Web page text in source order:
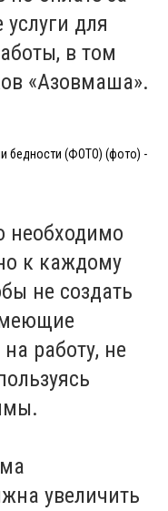
для
в том
«Азовмаша».
бедности (ФОТО) (фото) -
необходимо
к каждому
не создать
работу, не
увеличить